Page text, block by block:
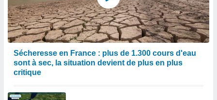
Sécheresse en France : plus de 1.300 cours d'eau
sont à sec, la situation devient de plus en plus
critique